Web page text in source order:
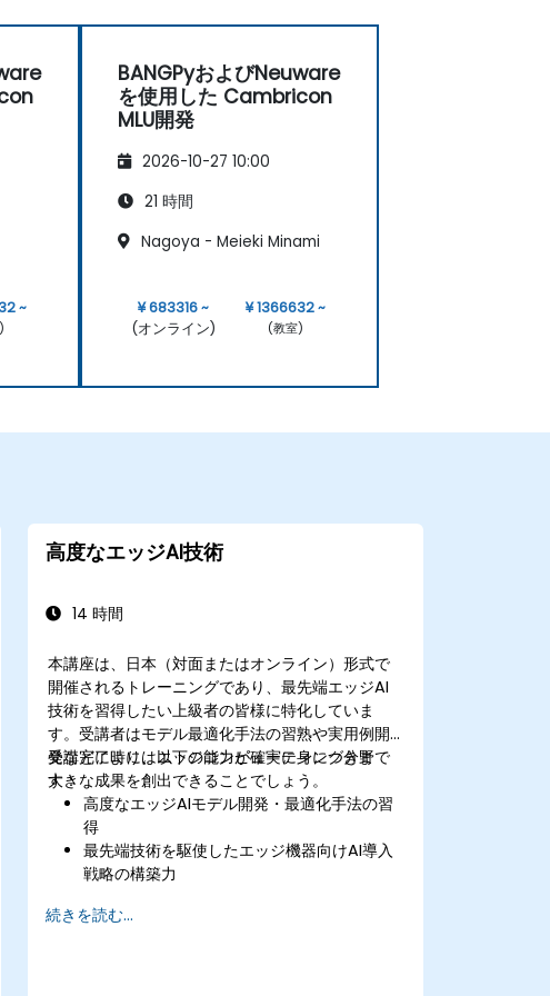
~
BANGPyおよびNeuware
を使用した Cambricon
MLU開発
2026-10-27 10:00
21 時間
Nagoya - Meieki Minami
¥ 683316 ~
(オンライン)
¥ 1366632 ~
(教室)
高度なエッジAI技術
14 時間
本講座は、日本（対面またはオンライン）形式で
開催されるトレーニングであり、最先端エッジAI
技術を習得したい上級者の皆様に特化していま
す。受講者はモデル最適化手法の習熟や実用例開
発などにより、エッジコンピューティング分野で
大きな成果を創出できることでしょう。
受講完了時には以下の能力が確実に身につきま
す：
高度なエッジAIモデル開発・最適化手法の習
得
最先端技術を駆使したエッジ機器向けAI導入
戦略の構築力
用能力
続きを読む...